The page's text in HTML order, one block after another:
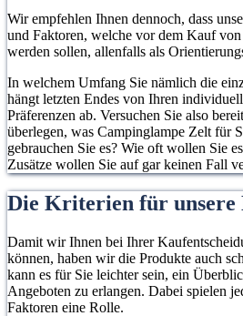
Wir empfehlen Ihnen dennoch, dass
und Faktoren, welche vor dem Kauf
werden sollen, allenfalls als
In welchem Umfang Sie nämlich die
hängt letzten Endes von Ihren
Präferenzen ab. Versuchen Sie also
überlegen, was Campinglampe Zelt für
gebrauchen Sie es? Wie oft wollen Sie
Zusätze wollen Sie auf gar keinen Fall
Die Kriterien für unsere
Damit wir Ihnen bei Ihrer
können, haben wir die Produkte auch
kann es für Sie leichter sein, ein
Angeboten zu erlangen. Dabei spielen
Faktoren eine Rolle.